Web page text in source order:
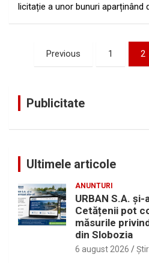
licitație a unor bunuri aparținând
Paginație
articole
Previous 1 2
Publicitate
Ultimele articole
ANUNTURI
URBAN S.A.
Cetățenii pot
măsurile
din Slobozia
6 august 2026